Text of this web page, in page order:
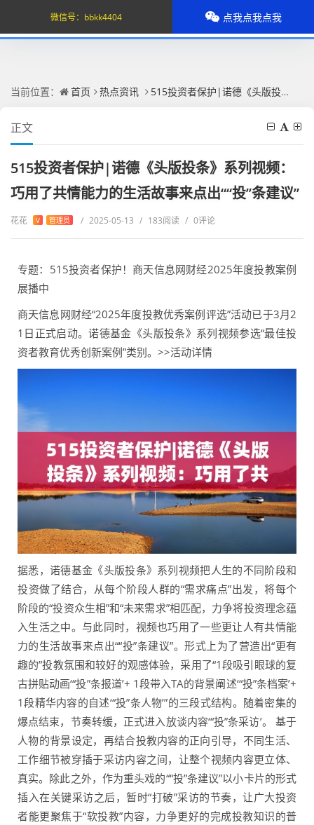
当前位置： 首页 热点资讯 515投资者保护|诺德《头版投条》系列视频：巧用了共情能力的生活故事来点出““投”条建议”
正文
515投资者保护|诺德《头版投条》系列视频：
巧用了共情能力的生活故事来点出““投”条建议”
花花 V 管理员 / 2025-05-13 / 183阅读 / 0评论
专题：515投资者保护！商天信息网财经2025年度投教案例
展播中
商天信息网财经“2025年度投教优秀案例评选”活动已于3月2
1日正式启动。诺德基金《头版投条》系列视频参选“最佳投
资者教育优秀创新案例”类别。>>活动详情
据悉，诺德基金《头版投条》系列视频把人生的不同阶段和
投资做了结合，从每个阶段人群的“需求痛点”出发，将每个
阶段的“投资众生相”和“未来需求”相匹配，力争将投资理念蕴
入生活之中。与此同时，视频也巧用了一些更让人有共情能
力的生活故事来点出““投”条建议”。形式上为了营造出“更有
趣的”投教氛围和较好的观感体验，采用了“1段吸引眼球的复
古拼贴动画‘“投”条报道’+ 1段带入TA的背景阐述‘“投”条档案’+
1段精华内容的自述‘“投”条人物’”的三段式结构。随着密集的
爆点结束，节奏转缓，正式进入放谈内容‘“投”条采访’。 基于
人物的背景设定，再结合投教内容的正向引导，不同生活、
工作细节被穿插于采访内容之间，让整个视频内容更立体、
真实。除此之外，作为重头戏的““投”条建议”以小卡片的形式
插入在关键采访之后，暂时“打破”采访的节奏，让广大投资
者能更聚焦于“软投教”内容，力争更好的完成投教知识的普
微信号： bbkk4404 点我点我点我